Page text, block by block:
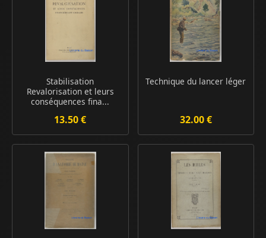
Stabilisation
Revalorisation et leurs
conséquences fina...
13.50 €
Technique du lancer léger
32.00 €